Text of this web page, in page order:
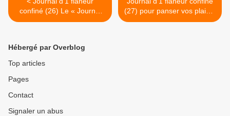
confiné (26) Le « Journal
de guerre » de Paul
dit à Vichy couramment
qu’ils ont été gazés dans
leurs baraquements », note
Paul Morand, le 23 octobre
(27) pour panser vos plaies,
calmer vos douleurs de
Hébergé par Overblog
Top articles
Pages
Contact
Signaler un abus